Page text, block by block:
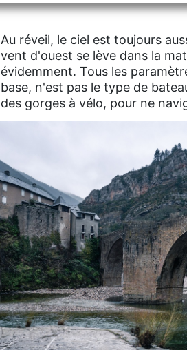
Au réveil, le ciel est toujours
vent d'ouest se lève dans la
évidemment. Tous les
base, n'est pas le type de
des gorges à vélo, pour ne